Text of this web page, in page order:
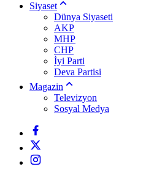
Siyaset
Dünya Siyaseti
AKP
MHP
CHP
İyi Parti
Deva Partisi
Magazin
Televizyon
Sosyal Medya